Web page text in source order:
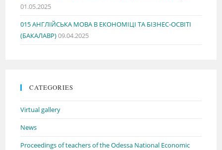
01.05.2025
015 АНГЛІЙСЬКА МОВА В ЕКОНОМІЦІ ТА БІЗНЕС-ОСВІТІ
(БАКАЛАВР)09.04.2025
CATEGORIES
Virtual gallery
News
Proceedings of teachers of the Odessa National Economic